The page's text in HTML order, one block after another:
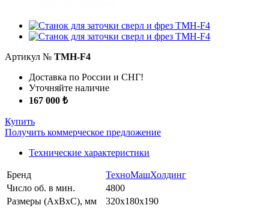
Артикул № TMH-F4
Доставка по России и СНГ!
Уточняйте наличие
167 000 ₺
Купить
Получить коммерческое предложение
Технические характеристики
Бренд
ТехноМашХолдинг
Число об. в мин.
4800
Размеры (АхВхС), мм
320х180х190